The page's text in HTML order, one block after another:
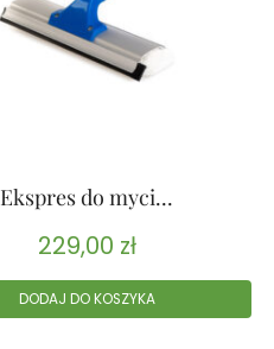
Ekspres do myci...
229,00 zł
DODAJ DO KOSZYKA